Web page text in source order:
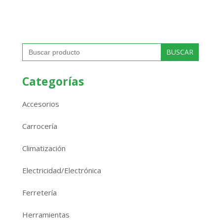
Buscar:
Categorías
Accesorios
Carrocería
Climatización
Electricidad/Electrónica
Ferretería
Herramientas